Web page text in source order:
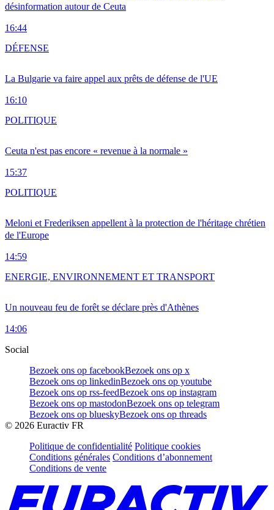
désinformation autour de Ceuta
16:44
La Bulgarie va faire appel aux prêts de défense de l'UE
16:10
DÉFENSE
Ceuta n'est pas encore « revenue à la normale »
15:37
POLITIQUE
Meloni et Frederiksen appellent à la protection de l'héritage chrétien
de l'Europe
14:59
POLITIQUE
Un nouveau feu de forêt se déclare près d'Athènes
14:06
ENERGIE, ENVIRONNEMENT ET TRANSPORT
Social
Bezoek ons op facebookBezoek ons op x
Bezoek ons op linkedinBezoek ons op youtube
Bezoek ons op rss-feedBezoek ons op instagram
Bezoek ons op mastodonBezoek ons op telegram
Bezoek ons op blueskyBezoek ons op threads
© 2026 Euractiv FR
Politique de confidentialité Politique cookies
Conditions générales Conditions d’abonnement
Conditions de vente